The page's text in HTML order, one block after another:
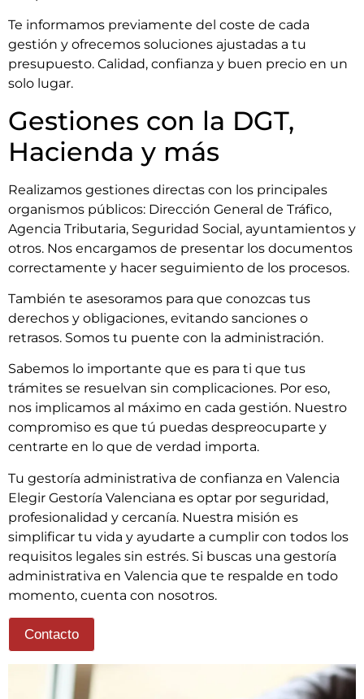
Te informamos previamente del coste de cada
gestión y ofrecemos soluciones ajustadas a tu
presupuesto. Calidad, confianza y buen precio en un
solo lugar.
Gestiones con la DGT,
Hacienda y más
Realizamos gestiones directas con los principales
organismos públicos: Dirección General de Tráfico,
Agencia Tributaria, Seguridad Social, ayuntamientos y
otros. Nos encargamos de presentar los documentos
correctamente y hacer seguimiento de los procesos.
También te asesoramos para que conozcas tus
derechos y obligaciones, evitando sanciones o
retrasos. Somos tu puente con la administración.
Sabemos lo importante que es para ti que tus
trámites se resuelvan sin complicaciones. Por eso,
nos implicamos al máximo en cada gestión. Nuestro
compromiso es que tú puedas despreocuparte y
centrarte en lo que de verdad importa.
Tu gestoría administrativa de confianza en Valencia
Elegir Gestoría Valenciana es optar por seguridad,
profesionalidad y cercanía. Nuestra misión es
simplificar tu vida y ayudarte a cumplir con todos los
requisitos legales sin estrés. Si buscas una gestoría
administrativa en Valencia que te respalde en todo
momento, cuenta con nosotros.
Contacto